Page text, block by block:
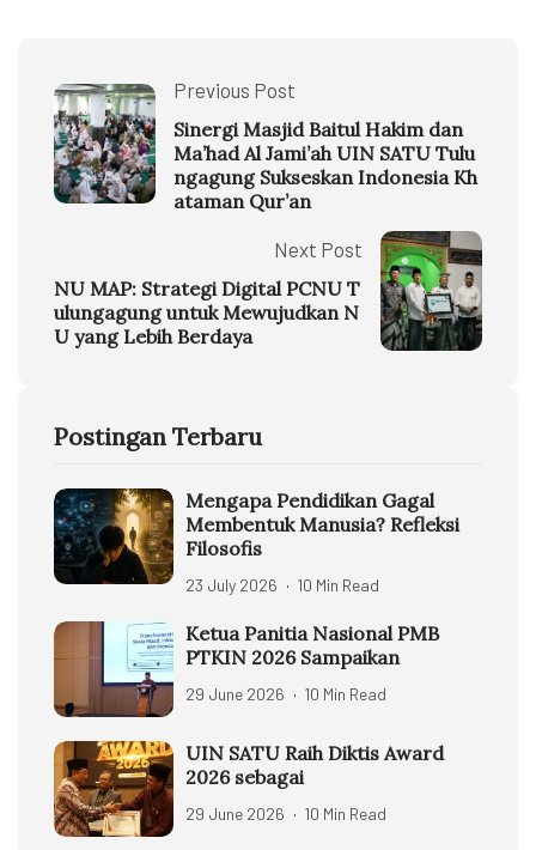
Previous Post
Sinergi Masjid Baitul Hakim dan
Ma’had Al Jami’ah UIN SATU Tulu
ngagung Sukseskan Indonesia Kh
ataman Qur’an
Next Post
NU MAP: Strategi Digital PCNU T
ulungagung untuk Mewujudkan N
U yang Lebih Berdaya
Postingan Terbaru
Mengapa Pendidikan Gagal
Membentuk Manusia? Refleksi
Filosofis
23 July 2026 10 Min Read
Ketua Panitia Nasional PMB
PTKIN 2026 Sampaikan
29 June 2026 10 Min Read
UIN SATU Raih Diktis Award
2026 sebagai
29 June 2026 10 Min Read